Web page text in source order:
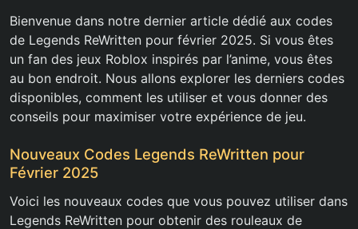
Bienvenue dans notre dernier article dédié aux codes
de Legends ReWritten pour février 2025. Si vous êtes
un fan des jeux Roblox inspirés par l’anime, vous êtes
au bon endroit. Nous allons explorer les derniers codes
disponibles, comment les utiliser et vous donner des
conseils pour maximiser votre expérience de jeu.
Nouveaux Codes Legends ReWritten pour
Février 2025
Voici les nouveaux codes que vous pouvez utiliser dans
Legends ReWritten pour obtenir des rouleaux de